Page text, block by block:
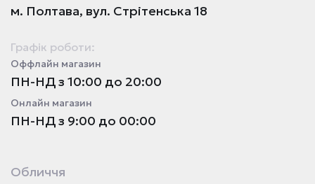
м. Полтава, вул. Стрітенська 18
Графік роботи:
Оффлайн магазин
ПН-НД з 10:00 до 20:00
Онлайн магазин
ПН-НД з 9:00 до 00:00
Обличчя